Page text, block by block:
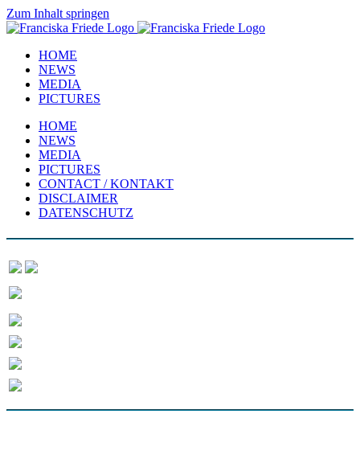
Zum Inhalt springen
HOME
NEWS
MEDIA
PICTURES
HOME
NEWS
MEDIA
PICTURES
CONTACT / KONTAKT
DISCLAIMER
DATENSCHUTZ